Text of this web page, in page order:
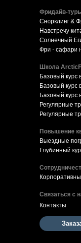
Школа
Фри - сафари
Базовый курс
Базовый курс
Регулярные
Базовый курс
Снорклинг &
Регулярные
Выездные
Глубинный
Фридайв-
Контакты
Повышение
Связаться с
Солнечный
Навстречу